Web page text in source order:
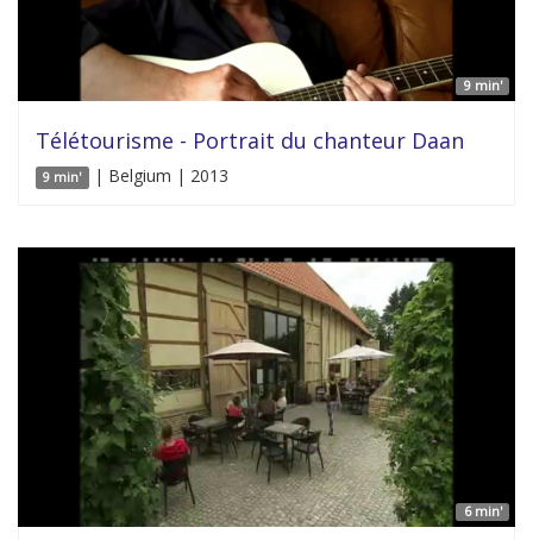
9 min'
Télétourisme - Portrait du chanteur Daan
9 min' | Belgium | 2013
6 min'